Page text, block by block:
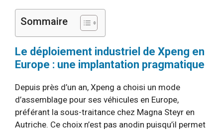
Sommaire
Le déploiement industriel de Xpeng en
Europe : une implantation pragmatique
Depuis près d’un an, Xpeng a choisi un mode
d’assemblage pour ses véhicules en Europe,
préférant la sous-traitance chez Magna Steyr en
Autriche. Ce choix n’est pas anodin puisqu’il permet